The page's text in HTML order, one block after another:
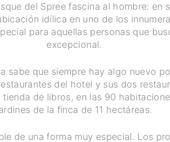
del Spree fascina al hombre: en
idílica en uno de los
para aquellas personas que
excepcional.
sabe que siempre hay algo nuevo
del hotel y sus dos
de libros, en las 90
de la finca de 11 hectáreas.
de una forma muy especial. Los